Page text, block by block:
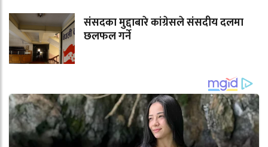
संसदका मुद्दाबारे कांग्रेसले संसदीय दलमा
छलफल गर्ने